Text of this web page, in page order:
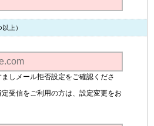
上）
しメール拒否設定をご確認くださ
受信をご利用の方は、設定変更をお